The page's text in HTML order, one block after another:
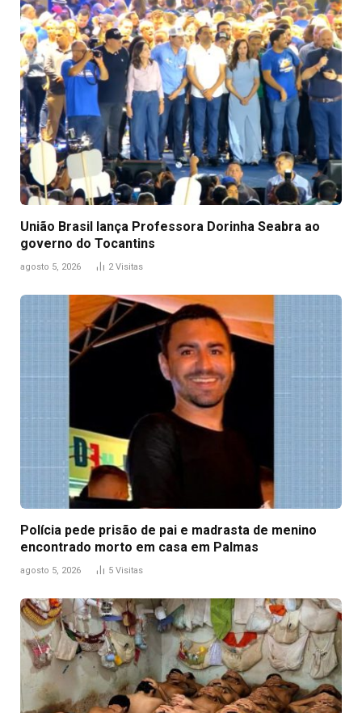
União Brasil lança Professora Dorinha Seabra ao
governo do Tocantins
agosto 5, 2026 2Visitas
Polícia pede prisão de pai e madrasta de menino
encontrado morto em casa em Palmas
agosto 5, 2026 5 Visitas